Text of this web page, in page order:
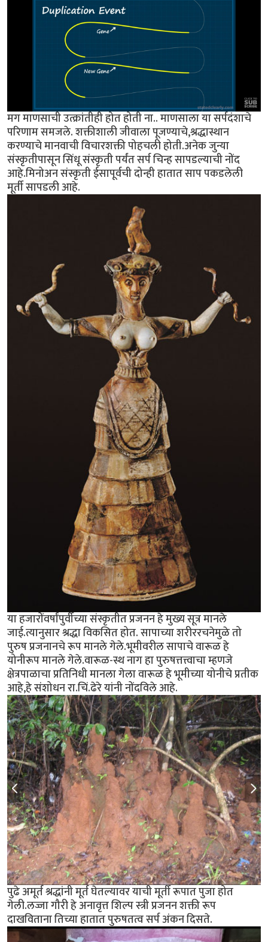
मग माणसाची उत्क्रांतीही होत होती ना.. माणसाला या सर्पदंशाचे
परिणाम समजले. शक्तीशाली जीवाला पूजण्याचे,श्रद्धास्थान
करण्याचे मानवाची विचारशक्ती पोहचली होती.अनेक जुन्या
संस्कृतीपासून सिंधू संस्कृती पर्यंत सर्प चिन्ह सापडल्याची नोंद
आहे.मिनोअन संस्कृती ईसापूर्वची दोन्ही हातात साप पकडलेली
मूर्ती सापडली आहे.
या हजारोंवर्षांपुर्वीच्या संस्कृतीत प्रजनन हे मुख्य सूत्र मानले
जाई.त्यानुसार श्रद्धा विकसित होत. सापाच्या शरीररचनेमुळे तो
पुरुष प्रजनानचे रूप मानले गेले.भूमीवरील सापाचे वारूळ हे
योनीरूप मानले गेले.वारूळ-स्थ नाग हा पुरुषत्तत्त्वाचा म्हणजे
क्षेत्रपाळाचा प्रतिनिधी मानला गेला वारूळ हे भूमीच्या योनीचे प्रतीक
आहे,हे संशोधन रा.चिं.ढेरे यांनी नोंदविले आहे.
पुढे अमूर्त श्रद्धांनी मूर्त घेतल्यावर याची मूर्ती रूपात पुजा होत
गेली.लज्जा गौरी हे अनावृत्त शिल्प स्त्री प्रजनन शक्ती रूप
दाखविताना तिच्या हातात पुरुषतत्व सर्प अंकन दिसते.